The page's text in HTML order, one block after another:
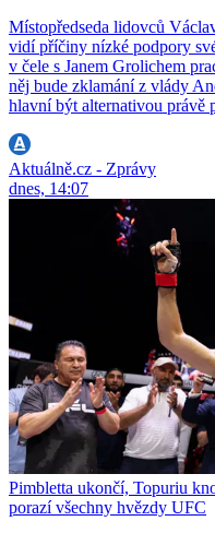
Místopředseda lidovců
vidí příčiny nízké podpory
v čele s Janem Grolichem
něj bude zklamání z vlády
hlavní být alternativou právě
Aktuálně.cz - Zprávy
dnes, 14:07
Pimbletta ukončí, Topuriu
porazí všechny hvězdy UFC